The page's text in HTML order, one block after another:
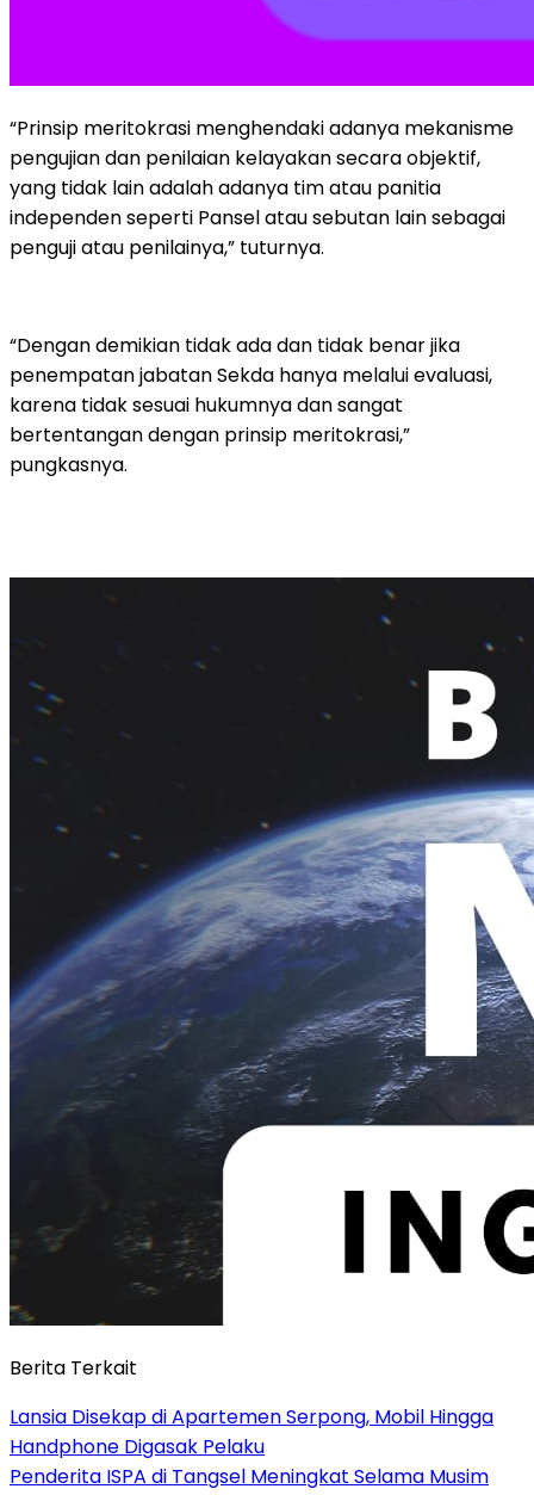
“Prinsip meritokrasi menghendaki adanya mekanisme
pengujian dan penilaian kelayakan secara objektif,
yang tidak lain adalah adanya tim atau panitia
independen seperti Pansel atau sebutan lain sebagai
penguji atau penilainya,” tuturnya.
“Dengan demikian tidak ada dan tidak benar jika
penempatan jabatan Sekda hanya melalui evaluasi,
karena tidak sesuai hukumnya dan sangat
bertentangan dengan prinsip meritokrasi,”
pungkasnya.
Berita Terkait
Lansia Disekap di Apartemen Serpong, Mobil Hingga
Handphone Digasak Pelaku
Penderita ISPA di Tangsel Meningkat Selama Musim